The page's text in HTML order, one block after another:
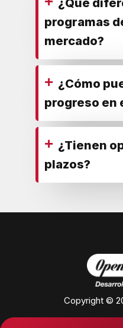
¿Qué
programas
mercado?
+ ¿Cómo
progreso en
+ ¿Tienen
plazos?
Copyright ©